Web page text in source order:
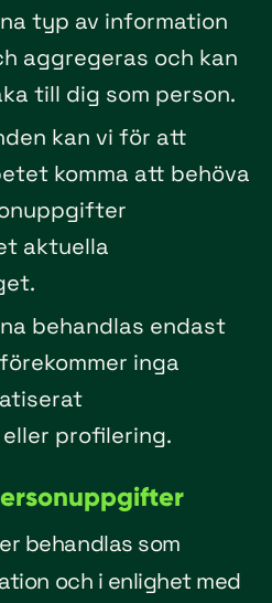
typ av information
aggregeras och kan
till dig som person.
kan vi för att
komma att behöva
aktuella
behandlas endast
inga
profilering.
behandlas som
och i enlighet med